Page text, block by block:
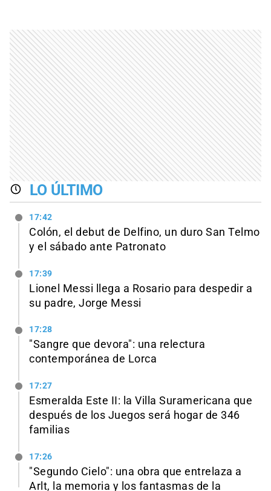
LO ÚLTIMO
17:42
Colón, el debut de Delfino, un duro San Telmo
y el sábado ante Patronato
17:39
Lionel Messi llega a Rosario para despedir a
su padre, Jorge Messi
17:28
"Sangre que devora": una relectura
contemporánea de Lorca
17:27
Esmeralda Este II: la Villa Suramericana que
después de los Juegos será hogar de 346
familias
17:26
"Segundo Cielo": una obra que entrelaza a
Arlt, la memoria y los fantasmas de la